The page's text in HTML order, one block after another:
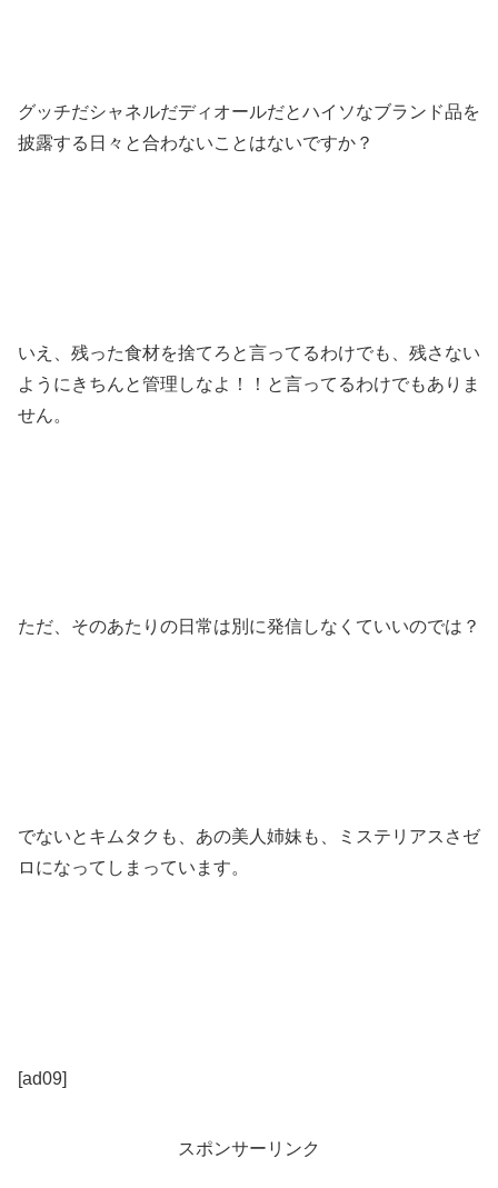
グッチだシャネルだディオールだとハイソなブランド品を
披露する日々と合わないことはないですか？
いえ、残った食材を捨てろと言ってるわけでも、残さない
ようにきちんと管理しなよ！！と言ってるわけでもありま
せん。
ただ、そのあたりの日常は別に発信しなくていいのでは？
でないとキムタクも、あの美人姉妹も、ミステリアスさゼ
ロになってしまっています。
[ad09]
スポンサーリンク